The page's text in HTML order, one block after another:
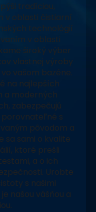
tradíciou,
v oblasti čistiarní
technológií
v oblasti
široký výber
vlastnej výroby
vašom bazéne.
na najlepších
a moderných
zabezpečujú
porovnateľné s
pôvodom a
sa sami o kvalite
ktoré prešli
a o ich
Urobte
s našimi
našou vášňou a